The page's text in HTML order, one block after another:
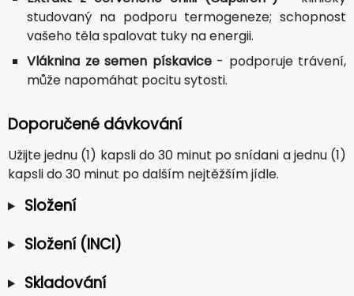
studovaný na podporu termogeneze; schopnost
vašeho těla spalovat tuky na energii.
Vláknina ze semen pískavice- podporuje trávení,
může napomáhat pocitu sytosti.
Doporučené dávkování
Užijte jednu (1) kapsli do 30 minut po snídani a jednu (1)
kapsli do 30 minut po dalším nejtěžším jídle.
Složení
Složení (INCI)
Skladování